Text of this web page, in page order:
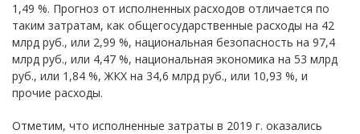
1,49 %. Прогноз от исполненных расходов отличается по
таким затратам, как общегосударственные расходы на 42
млрд руб., или 2,99 %, национальная безопасность на 97,4
млрд руб., или 4,47 %, национальная экономика на 53 млрд
руб., или 1,84 %, ЖКХ на 34,6 млрд руб., или 10,93 %, и
прочие расходы.
Отметим, что исполненные затраты в 2019 г. оказались